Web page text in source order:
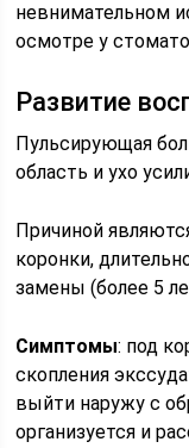
невнимательном
осмотре у
Развитие
Пульсирующая
область и ухо
Причиной
коронки,
замены (более 5
Симптомы: под
скопления
выйти наружу с
организуется и